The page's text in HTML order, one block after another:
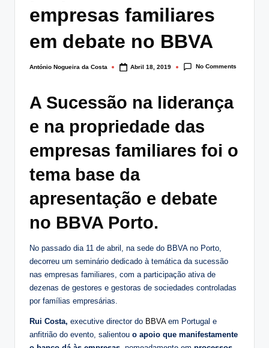
empresas familiares
em debate no BBVA
Posted
António Nogueira da Costa Abril 18, 2019 No Comments
A Sucessão na liderança
e na propriedade das
empresas familiares foi o
tema base da
apresentação e debate
no BBVA Porto.
No passado dia 11 de abril, na sede do BBVA no Porto,
decorreu um seminário dedicado à temática da sucessão
nas empresas familiares, com a participação ativa de
dezenas de gestores e gestoras de sociedades controladas
por famílias empresárias.
Rui Costa, executive director do BBVAem Portugal e
anfitrião do evento, salientou o apoio que manifestamente